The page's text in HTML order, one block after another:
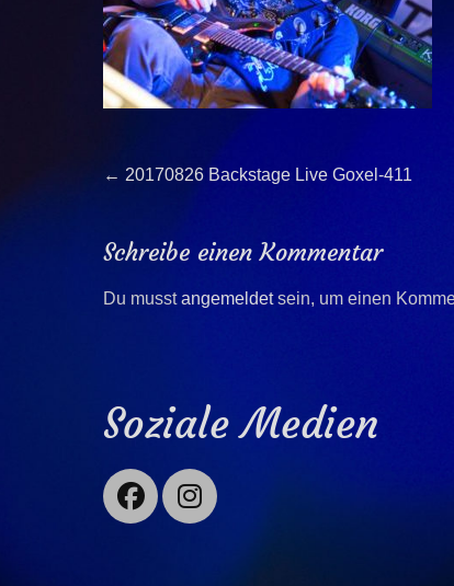
Beitragsnavigation
← Previous
20170826 Backstage Live Goxel-411
Schreibe einen Kommentar
Du musstangemeldetsein, um einen
Soziale Medien
Facebook
Instagram